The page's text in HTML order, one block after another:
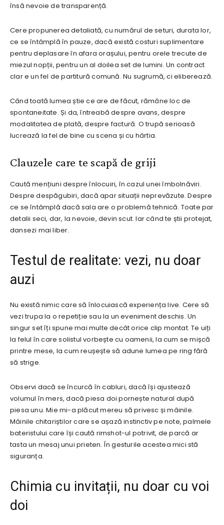
însă nevoie de transparență.
Cere propunerea detaliată, cu numărul de seturi, durata lor,
ce se întâmplă în pauze, dacă există costuri suplimentare
pentru deplasare în afara orașului, pentru orele trecute de
miezul nopții, pentru un al doilea set de lumini. Un contract
clar e un fel de partitură comună. Nu sugrumă, ci eliberează.
Când toată lumea știe ce are de făcut, rămâne loc de
spontaneitate. Și da, întreabă despre avans, despre
modalitatea de plată, despre factură. O trupă serioasă
lucrează la fel de bine cu scena și cu hârtia.
Clauzele care te scapă de griji
Caută mențiuni despre înlocuiri, în cazul unei îmbolnăviri.
Despre despăgubiri, dacă apar situații neprevăzute. Despre
ce se întâmplă dacă sala are o problemă tehnică. Toate par
detalii seci, dar, la nevoie, devin scut. Iar când te știi protejat,
dansezi mai liber.
Testul de realitate: vezi, nu doar
auzi
Nu există nimic care să înlocuiască experiența live. Cere să
vezi trupa la o repetiție sau la un eveniment deschis. Un
singur set îți spune mai multe decât orice clip montat. Te uiți
la felul în care solistul vorbește cu oamenii, la cum se mișcă
printre mese, la cum reușește să adune lumea pe ring fără
să strige.
Observi dacă se încurcă în cabluri, dacă își ajustează
volumul în mers, dacă piesa doi pornește natural după
piesa unu. Mie mi-a plăcut mereu să privesc și mâinile.
Mâinile chitariștilor care se așază instinctiv pe note, palmele
bateristului care își caută rimshot-ul potrivit, de parcă ar
tasta un mesaj unui prieten. În gesturile acestea mici stă
siguranța.
Chimia cu invitații, nu doar cu voi
doi